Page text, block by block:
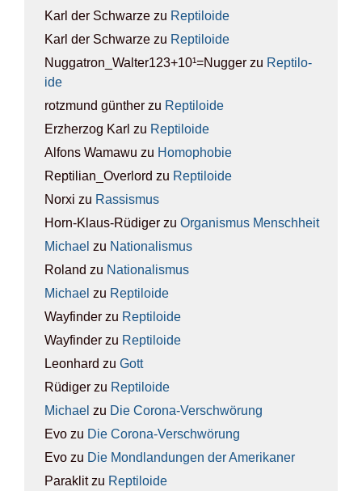
Karl der Schwarze zu Rep­ti­lo­ide
Karl der Schwarze zu Rep­ti­lo­ide
Nuggatron_Walter123+10¹=Nugger zu Rep­ti­lo­
ide
rotzmund günther zu Rep­ti­lo­ide
Erzherzog Karl zu Rep­ti­lo­ide
Alfons Wamawu zu Homo­pho­bie
Reptilian_Overlord zu Rep­ti­lo­ide
Norxi zu Ras­sis­mus
Horn-Klaus-Rüdiger zu Orga­nis­mus Mensch­heit
Michael zu Natio­na­lis­mus
Roland zu Natio­na­lis­mus
Michael zu Rep­ti­lo­ide
Wayfinder zu Rep­ti­lo­ide
Wayfinder zu Rep­ti­lo­ide
Leonhard zu Gott
Rüdiger zu Rep­ti­lo­ide
Michael zu Die Coro­na-Ver­schwö­rung
Evo zu Die Coro­na-Ver­schwö­rung
Evo zu Die Mond­lan­dun­gen der Ame­ri­ka­ner
Paraklitzu Rep­ti­lo­ide